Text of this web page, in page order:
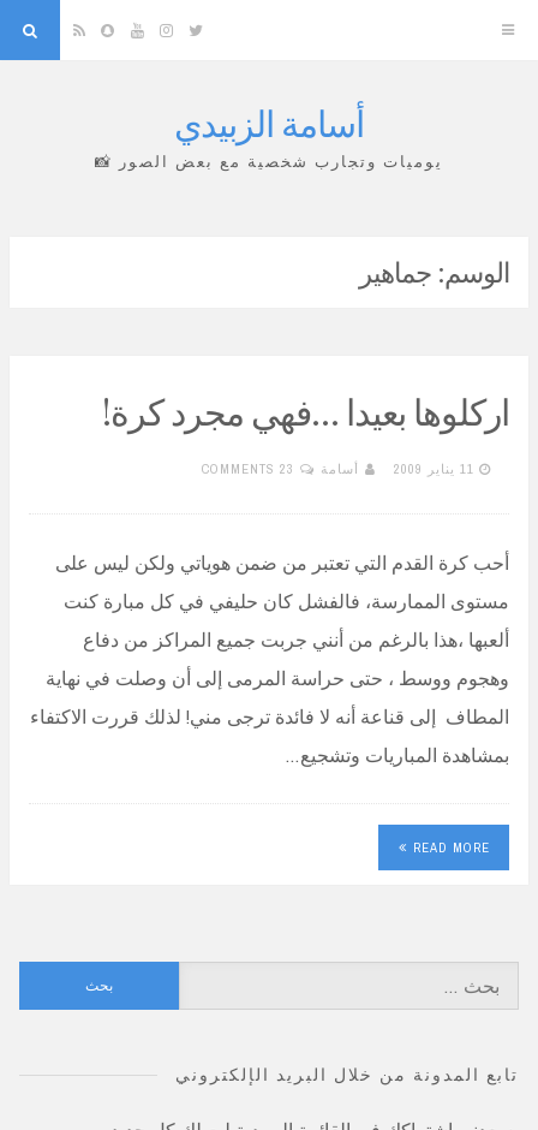
Twitter
Instagram
YouTube
Snapchat
RSS
أسامة الزبيدي
يوميات وتجارب شخصية مع بعض الصور 📸
الوسم: جماهير
اركلوها بعيدا …فهي مجرد كرة!
11 يناير 2009 أسامة 23 COMMENTS
أحب كرة القدم التي تعتبر من ضمن هوياتي ولكن ليس على
مستوى الممارسة، فالفشل كان حليفي في كل مبارة كنت
ألعبها ،هذا بالرغم من أنني جربت جميع المراكز من دفاع
وهجوم ووسط ، حتى حراسة المرمى إلى أن وصلت في نهاية
المطاف إلى قناعة أنه لا فائدة ترجى مني! لذلك قررت الاكتفاء
بمشاهدة المباريات وتشجيع…
READ MORE
عن:
تابع المدونة من خلال البريد الإلكتروني